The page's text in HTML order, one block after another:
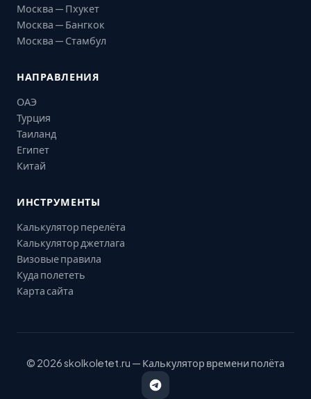
Москва — Пхукет
Москва — Бангкок
Москва — Стамбул
НАПРАВЛЕНИЯ
ОАЭ
Турция
Таиланд
Египет
Китай
ИНСТРУМЕНТЫ
Калькулятор перелёта
Калькулятор джетлага
Визовые правила
Куда полететь
Карта сайта
© 2026 skolkoletet.ru — Калькулятор времени полёта